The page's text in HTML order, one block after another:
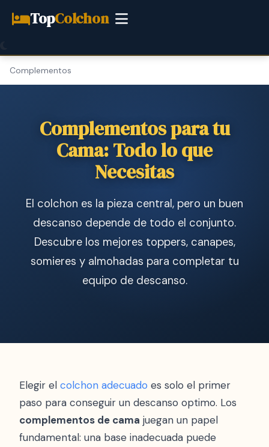
TopColchon
Complementos
Complementos para tu
Cama: Todo lo que
Necesitas
El colchon es la pieza central, pero un buen
descanso depende de todo el conjunto.
Descubre los mejores toppers, canapes,
somieres y almohadas para completar tu
equipo de descanso.
Elegir el colchon adecuado es solo el primer
paso para conseguir un descanso optimo. Los
complementos de cama juegan un papel
fundamental: una base inadecuada puede